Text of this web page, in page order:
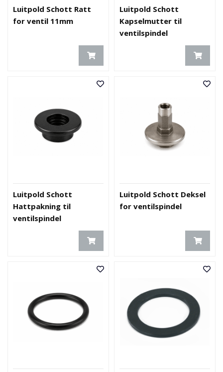
Luitpold Schott Ratt
for ventil 11mm
Luitpold Schott
Kapselmutter til
ventilspindel
Luitpold Schott
Hattpakning til
ventilspindel
Luitpold Schott Deksel
for ventilspindel